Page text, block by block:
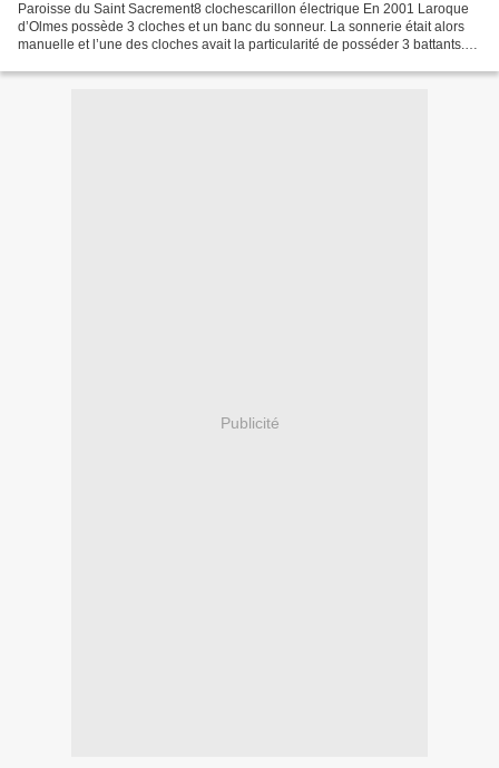
Paroisse du Saint Sacrement8 clochescarillon électrique En 2001 Laroque
d’Olmes possède 3 cloches et un banc du sonneur. La sonnerie était alors
manuelle et l’une des cloches avait la particularité de posséder 3 battants.
Publicité